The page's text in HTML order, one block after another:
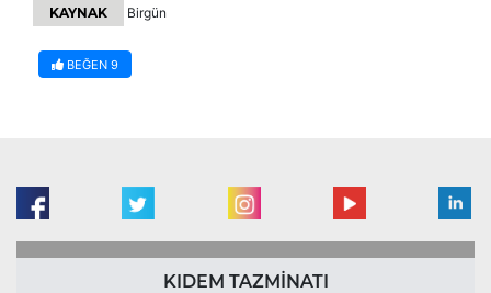
KAYNAK Birgün
BEĞEN 9
KIDEM TAZMİNATI